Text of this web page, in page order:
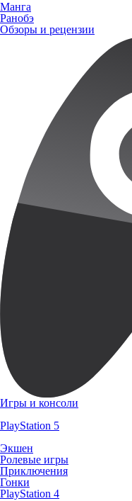
Манга
Ранобэ
Обзоры и рецензии
Игры и консоли
PlayStation 5
Экшен
Ролевые игры
Приключения
Гонки
PlayStation 4